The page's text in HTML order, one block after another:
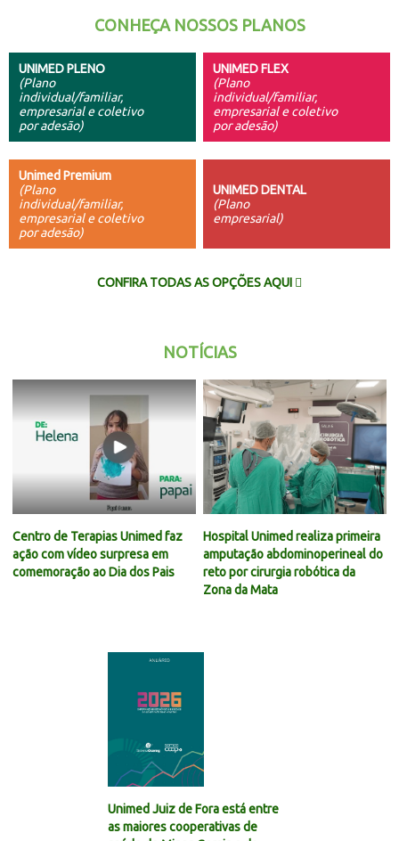
CONHEÇA NOSSOS PLANOS
UNIMED PLENO
(Plano
individual/familiar,
empresarial e coletivo
por adesão)
UNIMED FLEX
(Plano
individual/familiar,
empresarial e coletivo
por adesão)
Unimed Premium
(Plano
individual/familiar,
empresarial e coletivo
por adesão)
UNIMED DENTAL
(Plano
empresarial)
CONFIRA TODAS AS OPÇÕES AQUI
NOTÍCIAS
Centro de Terapias Unimed faz
ação com vídeo surpresa em
comemoração ao Dia dos Pais
Hospital Unimed realiza primeira
amputação abdominoperineal do
reto por cirurgia robótica da
Zona da Mata
Unimed Juiz de Fora está entre
as maiores cooperativas de